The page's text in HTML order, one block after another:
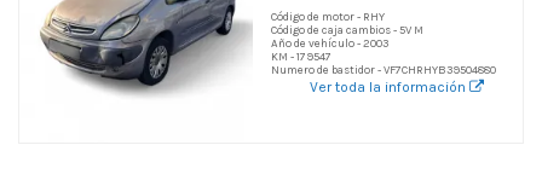
Código de motor - RHY
Código de caja cambios - 5V M
Año de vehículo - 2003
KM - 179547
Numero de bastidor - VF7CHRHYB39504880
Ver toda la información